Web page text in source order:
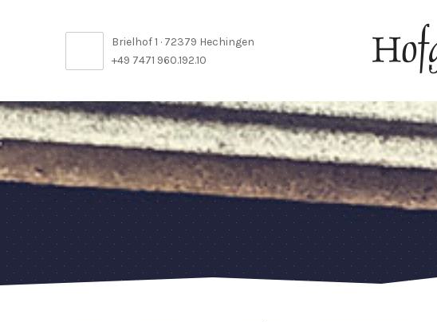
Brielhof 1 · 72379 Hechingen
+49 7471 960.192.10